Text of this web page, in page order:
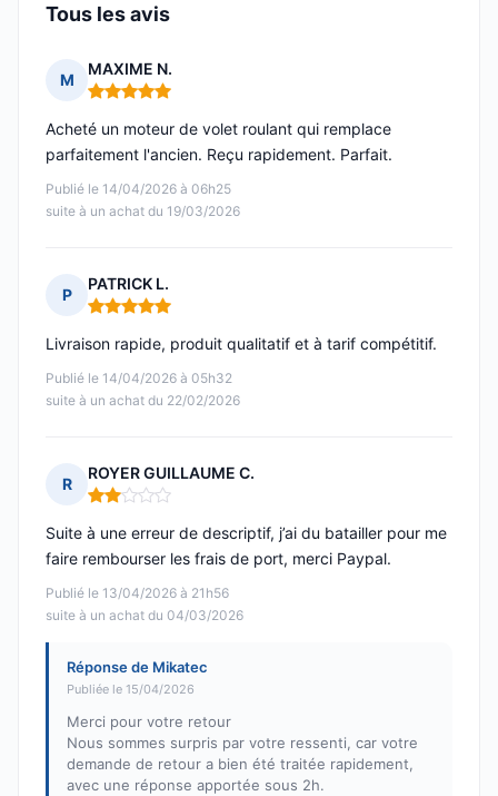
Tous les avis
M
MAXIME N.
Note : 5 sur 5
Publié le 14/04/2026 à 06h25
suite à un achat du 19/03/2026
Acheté un moteur de volet roulant qui remplace
parfaitement l'ancien. Reçu rapidement. Parfait.
P
PATRICK L.
Note : 5 sur 5
Publié le 14/04/2026 à 05h32
suite à un achat du 22/02/2026
Livraison rapide, produit qualitatif et à tarif compétitif.
R
ROYER GUILLAUME C.
Note : 2 sur 5
Publié le 13/04/2026 à 21h56
suite à un achat du 04/03/2026
Suite à une erreur de descriptif, j’ai du batailler pour me
faire rembourser les frais de port, merci Paypal.
Réponse de Mikatec
Publiée le 15/04/2026
Merci pour votre retour
Nous sommes surpris par votre ressenti, car votre
demande de retour a bien été traitée rapidement,
avec une réponse apportée sous 2h.